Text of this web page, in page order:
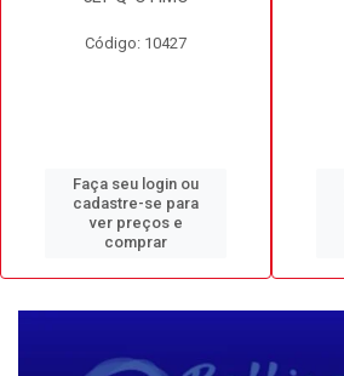
Código: 10427
Faça seu login ou
cadastre-se para
ver preços e
comprar